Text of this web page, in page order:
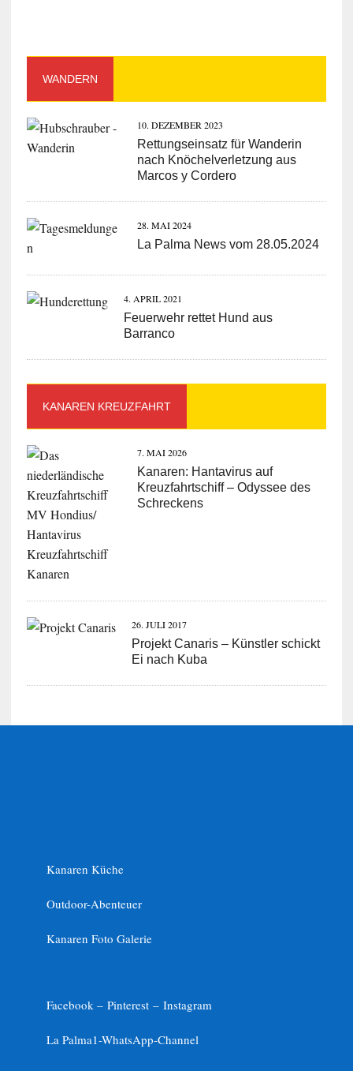
WANDERN
10. DEZEMBER 2023
Rettungseinsatz für Wanderin
nach Knöchelverletzung aus
Marcos y Cordero
28. MAI 2024
La Palma News vom 28.05.2024
4. APRIL 2021
Feuerwehr rettet Hund aus
Barranco
KANAREN KREUZFAHRT
7. MAI 2026
Kanaren: Hantavirus auf
Kreuzfahrtschiff – Odyssee des
Schreckens
26. JULI 2017
Projekt Canaris – Künstler schickt
Ei nach Kuba
Kanaren Küche
Outdoor-Abenteuer
Kanaren Foto Galerie
Facebook – Pinterest – Instagram
La Palma1-WhatsApp-Channel